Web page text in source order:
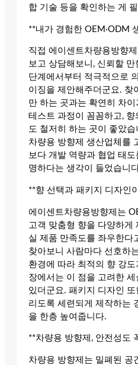
합 기술 등을 확인하는 게
**내가 경험한 OEM·ODM
직접 에이센트차량용방향
보고 상담해보니, 신뢰할
단계에서부터 적극적으로
이징을 제안해주더군요. 찾
만 하는 곳과는 확연히 차
테스트 과정이 꼼꼼하고,
도 철저히 하는 곳이 좋았습
차량용 방향제 생산업체를
보다 개발 역량과 협업 태
명하다는 생각이 들었습니
**향 선택과 패키지 디자인
에이센트차량용방향제는
고객 맞춤형 향을 다양하게
실 제품 만족도를 좌우한다
찾아보니 사람마다 선호하
환경에 따라 최적의 향 강
장에서는 이 점을 고려한
있더군요. 패키지 디자인
리도록 세련되게 제작하는
을 한층 높여줍니다.
**차량용 방향제, 안전성도
차량용 방향제는 밀폐된 공